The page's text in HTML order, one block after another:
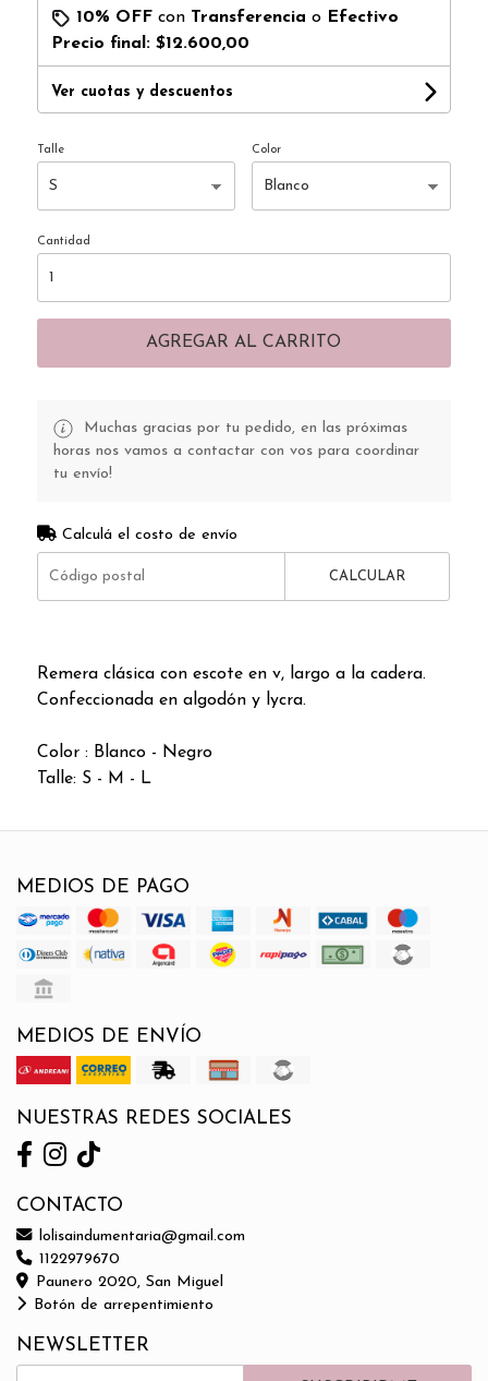
10% OFFcon Transferencia o Efectivo
Precio final: $12.600,00
Ver cuotas y descuentos
Talle Color
Cantidad
AGREGAR AL CARRITO
Muchas gracias por tu pedido, en las próximas
horas nos vamos a contactar con vos para coordinar
tu envío!
Calculá el costo de envío
CALCULAR
Remera clásica con escote en v, largo a la cadera.
Confeccionada en algodón y lycra.
Color : Blanco - Negro
Talle: S - M - L
MEDIOS DE PAGO
MEDIOS DE ENVÍO
NUESTRAS REDES SOCIALES
CONTACTO
lolisaindumentaria@gmail.com
1122979670
Paunero 2020, San Miguel
Botón de arrepentimiento
NEWSLETTER